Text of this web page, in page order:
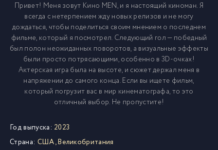
Привет! Меня зовут Кино MEN, и я настоящий киноман. Я
всегда с нетерпением жду новых релизов и не могу
дождаться, чтобы поделиться своим мнением о последнем
фильме, который я посмотрел. Следующий гол — победный
был полон неожиданных поворотов, а визуальные эффекты
были просто потрясающими, особенно в 3D-очках!
Актерская игра была на высоте, и сюжет держал меня в
напряжении до самого конца. Если вы ищете фильм,
который погрузит вас в мир кинематографа, то это
отличный выбор. Не пропустите!
Год выпуска: 2023
Страна: США,Великобритания